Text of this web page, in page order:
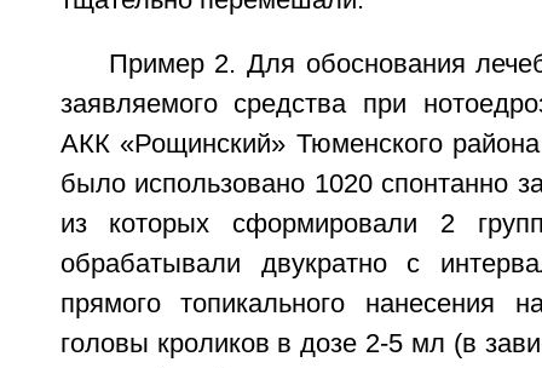
Пример 2. Для обоснования
заявляемого средства при
АКК «Рощинский» Тюменского
было использовано 1020 спонтанно
из которых сформировали 2
обрабатывали двукратно с
прямого топикального нанесения
головы кроликов в дозе 2-5 мл (в